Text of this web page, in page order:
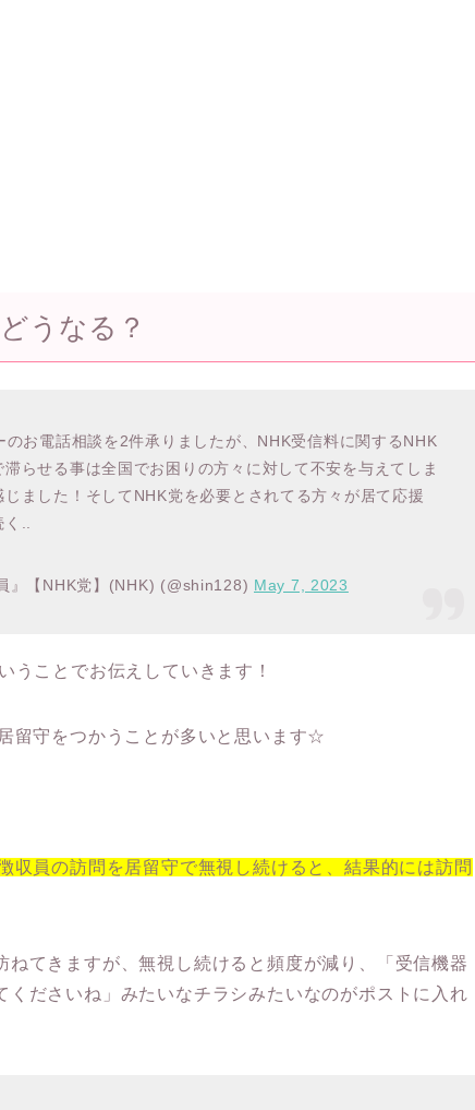
うなる？
お電話相談を2件承りましたが、NHK受信料に関するNHK
らせる事は全国でお困りの方々に対して不安を与えてしま
ました！そしてNHK党を必要とされてる方々が居て応援
..
』【NHK党】(NHK) (@shin128) May 7, 2023
うことでお伝えしていきます！
留守をつかうことが多いと思います☆
収員の訪問を居留守で無視し続けると、結果的には訪問
ねてきますが、無視し続けると頻度が減り、「受信機器
くださいね」みたいなチラシみたいなのがポストに入れ